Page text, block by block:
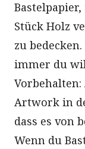
Stück Holz
zu
immer du
Vorbehalten:
Artwork in
dass es von
Wenn du